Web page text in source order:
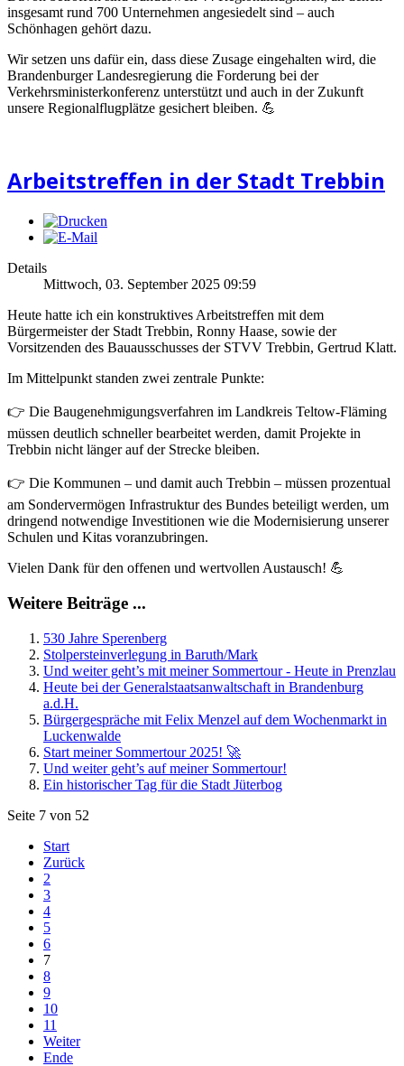
insgesamt rund 700 Unternehmen angesiedelt sind – auch
Schönhagen gehört dazu.
Wir setzen uns dafür ein, dass diese Zusage eingehalten wird, die
Brandenburger Landesregierung die Forderung bei der
Verkehrsministerkonferenz unterstützt und auch in der Zukunft
unsere Regionalflugplätze gesichert bleiben. 💪
Arbeitstreffen in der Stadt Trebbin
Details
Mittwoch, 03. September 2025 09:59
Heute hatte ich ein konstruktives Arbeitstreffen mit dem
Bürgermeister der Stadt Trebbin, Ronny Haase, sowie der
Vorsitzenden des Bauausschusses der STVV Trebbin, Gertrud Klatt.
Im Mittelpunkt standen zwei zentrale Punkte:
👉 Die Baugenehmigungsverfahren im Landkreis Teltow-Fläming
müssen deutlich schneller bearbeitet werden, damit Projekte in
Trebbin nicht länger auf der Strecke bleiben.
👉 Die Kommunen – und damit auch Trebbin – müssen prozentual
am Sondervermögen Infrastruktur des Bundes beteiligt werden, um
dringend notwendige Investitionen wie die Modernisierung unserer
Schulen und Kitas voranzubringen.
Vielen Dank für den offenen und wertvollen Austausch! 💪
Weitere Beiträge ...
530 Jahre Sperenberg
Stolpersteinverlegung in Baruth/Mark
Und weiter geht’s mit meiner Sommertour - Heute in Prenzlau
Heute bei der Generalstaatsanwaltschaft in Brandenburg
a.d.H.
Bürgergespräche mit Felix Menzel auf dem Wochenmarkt in
Luckenwalde
Start meiner Sommertour 2025! 🚀
Und weiter geht’s auf meiner Sommertour!
Ein historischer Tag für die Stadt Jüterbog
Seite 7 von 52
Start
Zurück
2
3
4
5
6
7
8
9
10
11
Weiter
Ende